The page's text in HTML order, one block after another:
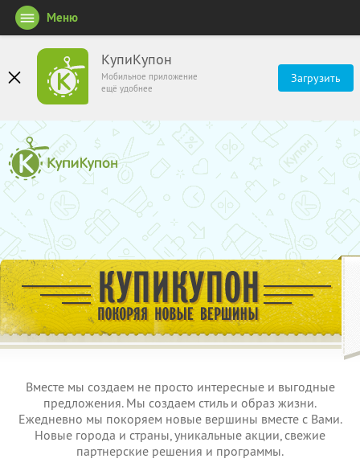
КупиКупон
Мобильное приложение
ещё удобнее
Загрузить
Меню
Вместе мы создаем не просто интересные и выгодные
предложения. Мы создаем стиль и образ жизни.
Ежедневно мы покоряем новые вершины вместе с Вами.
Новые города и страны, уникальные акции, свежие
партнерские решения и программы.